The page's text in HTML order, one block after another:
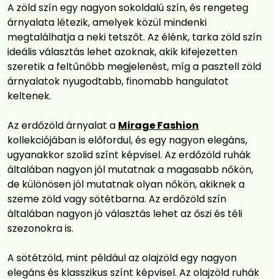
A zöld szín egy nagyon sokoldalú szín, és rengeteg
árnyalata létezik, amelyek közül mindenki
megtalálhatja a neki tetszőt. Az élénk, tarka zöld szín
ideális választás lehet azoknak, akik kifejezetten
szeretik a feltűnőbb megjelenést, míg a pasztell zöld
árnyalatok nyugodtabb, finomabb hangulatot
keltenek.
Az erdőzöld árnyalat a Mirage Fashion
kollekciójában is előfordul, és egy nagyon elegáns,
ugyanakkor szolid színt képvisel. Az erdőzöld ruhák
általában nagyon jól mutatnak a magasabb nőkön,
de különösen jól mutatnak olyan nőkön, akiknek a
szeme zöld vagy sötétbarna. Az erdőzöld szín
általában nagyon jó választás lehet az őszi és téli
szezonokra is.
A sötétzöld, mint például az olajzöld egy nagyon
elegáns és klasszikus színt képvisel. Az olajzöld ruhák